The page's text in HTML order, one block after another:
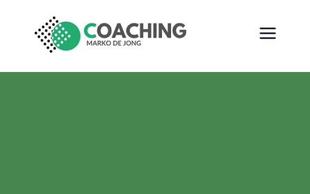
COACHING